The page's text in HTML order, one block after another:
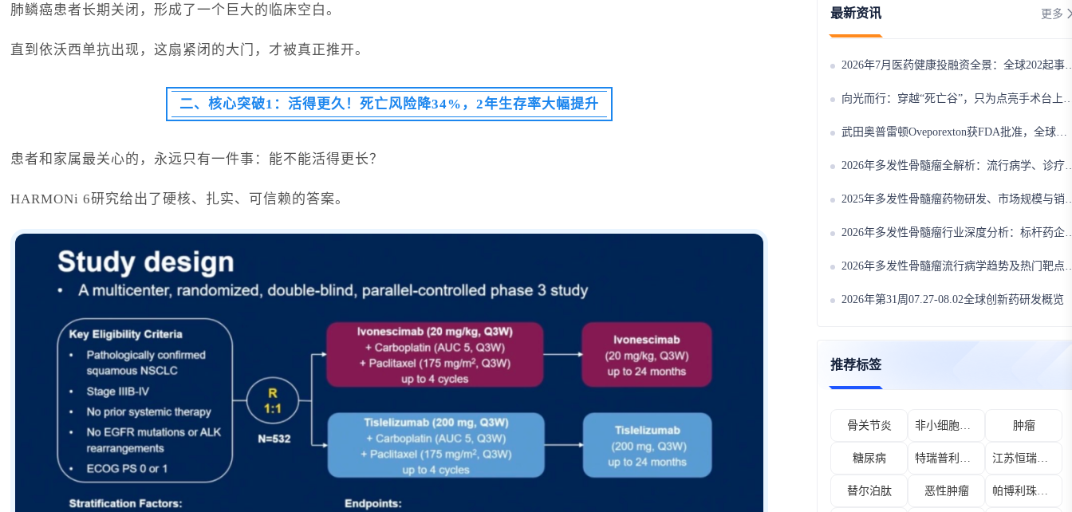
肺鳞癌患者长期关闭，形成了一个巨大的临床空白。
直到依沃西单抗出现，这扇紧闭的大门，才被真正推开。
二、 核心突破1：活得更久！死亡风险降34%，2年生存率大幅提升
患者和家属最关心的，永远只有一件事：能不能活得更长？
HARMONi 6研究给出了硬核、扎实、可信赖的答案。
最新资讯 更多
2026年7月医药健康投融资全景：全球202起事件、中国99起，医疗器械+医药研发双赛道吸金564亿
向光而行：穿越“死亡谷”，只为点亮手术台上的那束光
武田奥普雷顿Oveporexton获FDA批准，全球首个靶向食欲素的1型发作性睡病对因治疗药物上市
2026年多发性骨髓瘤全解析：流行病学、诊疗及医保政策梳理
2025年多发性骨髓瘤药物研发、市场规模与销售趋势全解析
2026年多发性骨髓瘤行业深度分析：标杆药企案例与技术迭代研判
2026年多发性骨髓瘤流行病学趋势及热门靶点药物市场表现洞察
2026年第31周07.27-08.02全球创新药研发概览
推荐标签
骨关节炎 肿瘤
糖尿病
替尔泊肽 恶性肿瘤